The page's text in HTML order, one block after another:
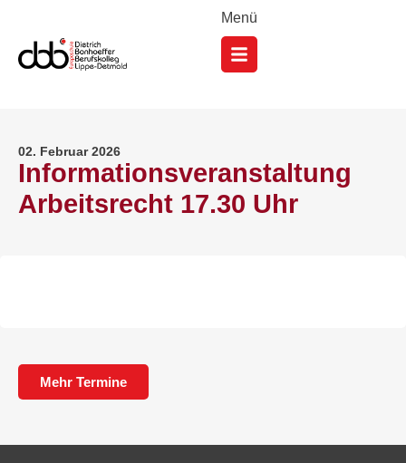
Menü
02. Februar 2026
Informationsveranstaltung
Arbeitsrecht 17.30 Uhr
Mehr Termine